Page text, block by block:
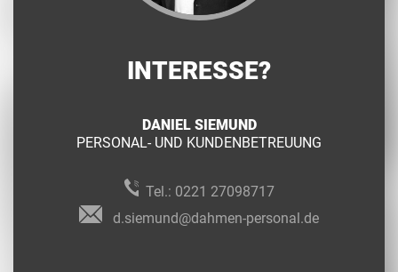
INTERESSE?
DANIEL SIEMUND
PERSONAL- UND KUNDENBETREUUNG
Tel.: 0221 27098717
d.siemund@dahmen-personal.de